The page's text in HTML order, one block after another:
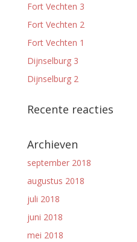
Fort Vechten 3
Fort Vechten 2
Fort Vechten 1
Dijnselburg 3
Dijnselburg 2
Recente reacties
Archieven
september 2018
augustus 2018
juli 2018
juni 2018
mei 2018